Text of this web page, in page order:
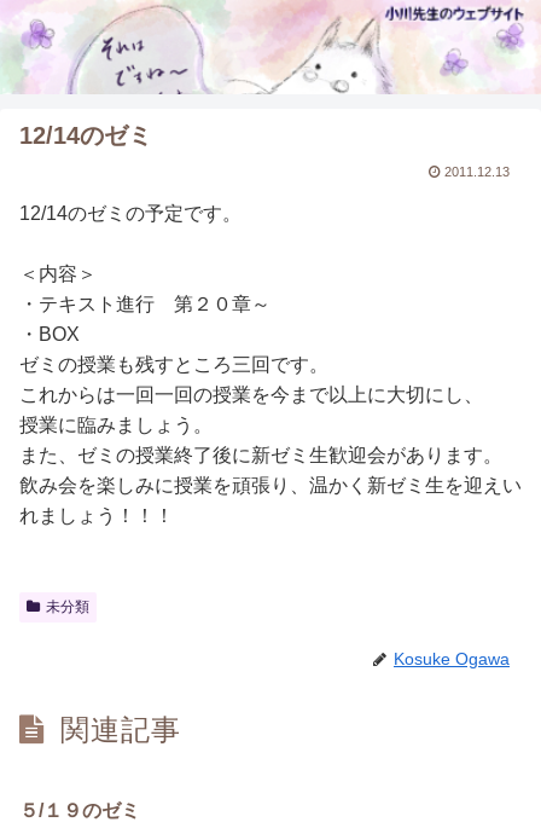
12/14のゼミ
2011.12.13
12/14のゼミの予定です。
＜内容＞
・テキスト進行 第２０章～
・BOX
ゼミの授業も残すところ三回です。
これからは一回一回の授業を今まで以上に大切にし、
授業に臨みましょう。
また、ゼミの授業終了後に新ゼミ生歓迎会があります。
飲み会を楽しみに授業を頑張り、温かく新ゼミ生を迎えい
れましょう！！！
未分類
Kosuke Ogawa
関連記事
５/１９のゼミ